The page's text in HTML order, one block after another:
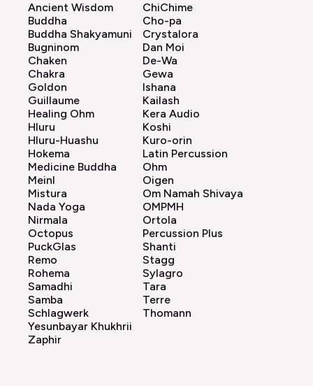
Ancient Wisdom
Buddha
Buddha Shakyamuni
Bugninom
Chaken
Chakra
ChiChime
Cho-pa
Crystalora
Dan Moi
De-Wa
Gewa
Goldon
Guillaume
Healing Ohm
Hluru
Hluru-Huashu
Hokema
Ishana
Kailash
Kera Audio
Koshi
Kuro-orin
Latin Percussion
Medicine Buddha
Meinl
Mistura
Nada Yoga
Nirmala
Octopus
Ohm
Oigen
Om Namah Shivaya
OMPMH
Ortola
Percussion Plus
PuckGlas
Remo
Rohema
Samadhi
Samba
Schlagwerk
Shanti
Stagg
Sylagro
Tara
Terre
Thomann
Yesunbayar Khukhrii
Zaphir